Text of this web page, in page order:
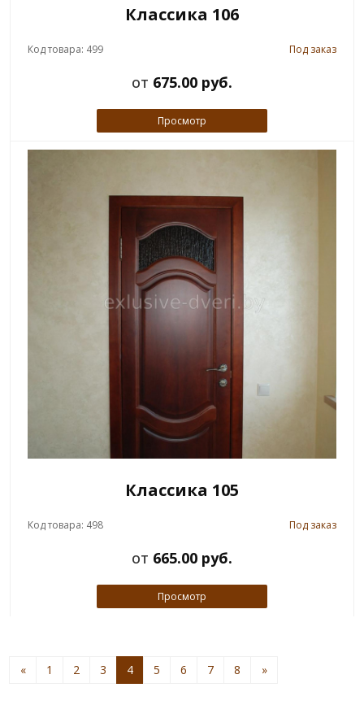
Классика 106
Код товара: 499 Под заказ
от 675.00 руб.
Просмотр
Классика 105
Код товара: 498 Под заказ
от 665.00 руб.
Просмотр
« 1 2 3 4 5 6 7 8 »